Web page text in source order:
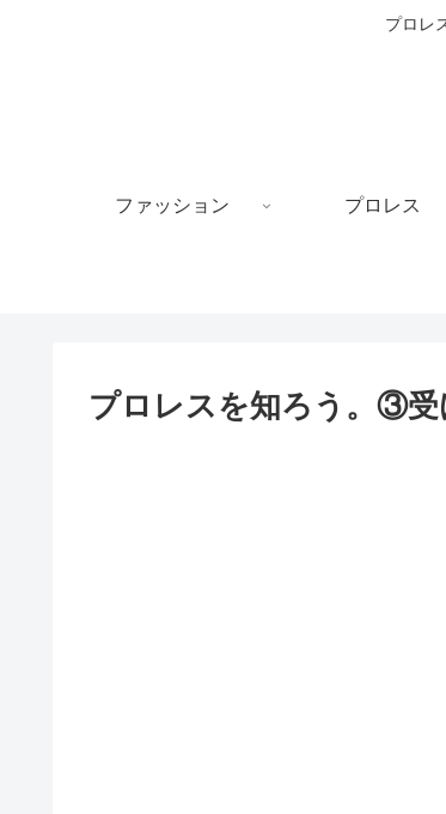
プロレ
ファッション プロレス
プロレスを知ろう。③受